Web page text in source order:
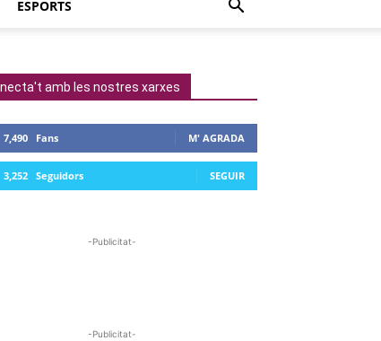
ESPORTS
amb les nostres xarxes
7,490 Fans M' AGRADA
3,252 Seguidors SEGUIR
-Publicitat-
-Publicitat-